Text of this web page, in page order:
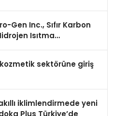
Gen Inc., Sıfır Karbon
Isıtma
sektörüne giriş
iklimlendirmede yeni
Plus Türkiye’de